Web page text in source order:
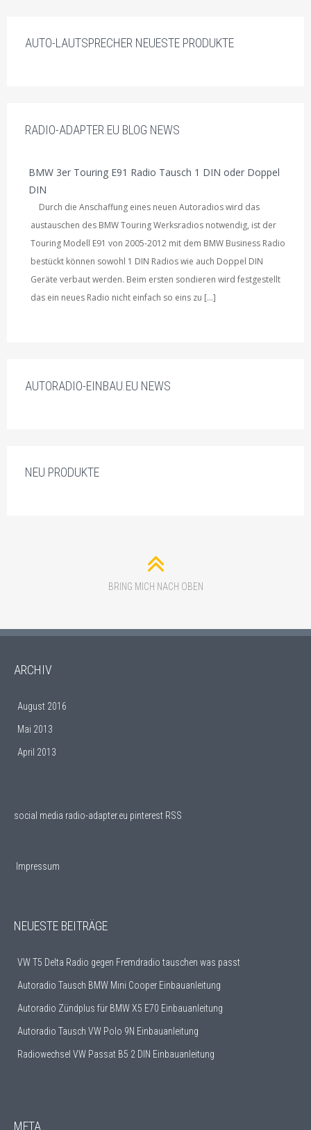
AUTO-LAUTSPRECHER NEUESTE PRODUKTE
RADIO-ADAPTER.EU BLOG NEWS
BMW 3er Touring E91 Radio Tausch 1 DIN oder Doppel
DIN
Durch die Anschaffung eines neuen Autoradios wird das
austauschen des BMW Touring Werksradios notwendig, ist der
Touring Modell E91 von 2005-2012 mit dem BMW Business Radio
bestückt können sowohl 1 DIN Radios wie auch Doppel DIN
Geräte verbaut werden. Beim ersten sondieren wird festgestellt
das ein neues Radio nicht einfach so eins zu […]
AUTORADIO-EINBAU.EU NEWS
NEU PRODUKTE
BRING MICH NACH OBEN
ARCHIV
August 2016
Mai 2013
April 2013
social media radio-adapter.eu pinterest RSS
Impressum
NEUESTE BEITRÄGE
VW T5 Delta Radio gegen Fremdradio tauschen was passt
Autoradio Tausch BMW Mini Cooper Einbauanleitung
Autoradio Zündplus für BMW X5 E70 Einbauanleitung
Autoradio Tausch VW Polo 9N Einbauanleitung
Radiowechsel VW Passat B5 2 DIN Einbauanleitung
META